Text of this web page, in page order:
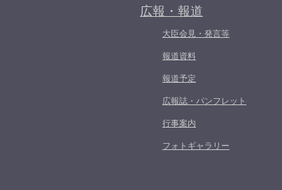
広報・報道
大臣会見・発言等
報道資料
報道予定
広報誌・パンフレット
行事案内
フォトギャラリー